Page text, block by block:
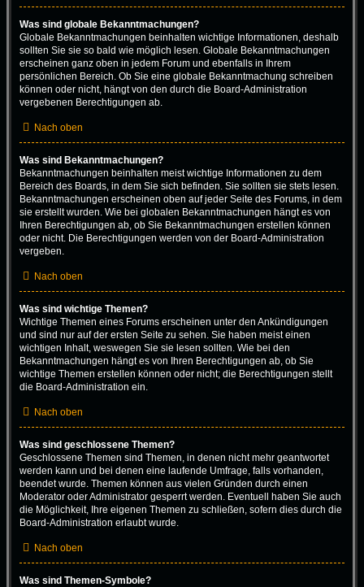
Was sind globale Bekanntmachungen?
Globale Bekanntmachungen beinhalten wichtige Informationen, deshalb
sollten Sie sie so bald wie möglich lesen. Globale Bekanntmachungen
erscheinen ganz oben in jedem Forum und ebenfalls in Ihrem
persönlichen Bereich. Ob Sie eine globale Bekanntmachung schreiben
können oder nicht, hängt von den durch die Board-Administration
vergebenen Berechtigungen ab.
Nach oben
Was sind Bekanntmachungen?
Bekanntmachungen beinhalten meist wichtige Informationen zu dem
Bereich des Boards, in dem Sie sich befinden. Sie sollten sie stets lesen.
Bekanntmachungen erscheinen oben auf jeder Seite des Forums, in dem
sie erstellt wurden. Wie bei globalen Bekanntmachungen hängt es von
Ihren Berechtigungen ab, ob Sie Bekanntmachungen erstellen können
oder nicht. Die Berechtigungen werden von der Board-Administration
vergeben.
Nach oben
Was sind wichtige Themen?
Wichtige Themen eines Forums erscheinen unter den Ankündigungen
und sind nur auf der ersten Seite zu sehen. Sie haben meist einen
wichtigen Inhalt, weswegen Sie sie lesen sollten. Wie bei den
Bekanntmachungen hängt es von Ihren Berechtigungen ab, ob Sie
wichtige Themen erstellen können oder nicht; die Berechtigungen stellt
die Board-Administration ein.
Nach oben
Was sind geschlossene Themen?
Geschlossene Themen sind Themen, in denen nicht mehr geantwortet
werden kann und bei denen eine laufende Umfrage, falls vorhanden,
beendet wurde. Themen können aus vielen Gründen durch einen
Moderator oder Administrator gesperrt werden. Eventuell haben Sie auch
die Möglichkeit, Ihre eigenen Themen zu schließen, sofern dies durch die
Board-Administration erlaubt wurde.
Nach oben
Was sind Themen-Symbole?